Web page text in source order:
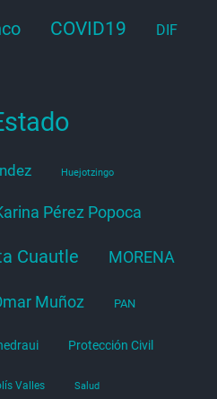
COVID19 DIF
Huejotzingo
Pérez Popoca
Cuautle MORENA
Muñoz PAN
Protección Civil
Valles Salud